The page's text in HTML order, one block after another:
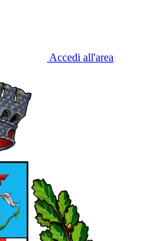
Accedi all'area